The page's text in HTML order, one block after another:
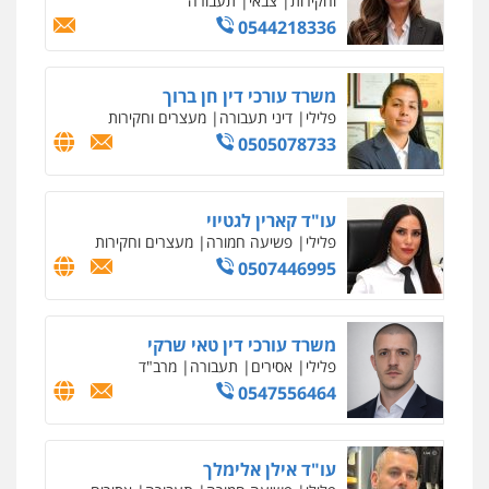
0544218336
משרד עורכי דין חן ברוך
פלילי דיני תעבורה מעצרים וחקירות
0505078733
עו"ד קארין לגטיוי
פלילי פשיעה חמורה מעצרים וחקירות
0507446995
משרד עורכי דין טאי שרקי
פלילי אסירים תעבורה מרב"ד
0547556464
עו"ד אילן אלימלך